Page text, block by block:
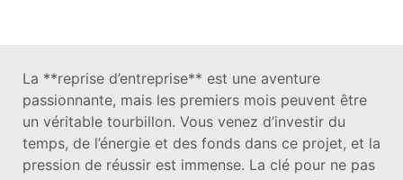
La **reprise d’entreprise** est une aventure
passionnante, mais les premiers mois peuvent être
un véritable tourbillon. Vous venez d’investir du
temps, de l’énergie et des fonds dans ce projet, et la
pression de réussir est immense. La clé pour ne pas